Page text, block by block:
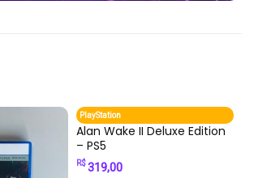
PlayStation
Alan Wake II Deluxe Edition
– PS5
R$319,00